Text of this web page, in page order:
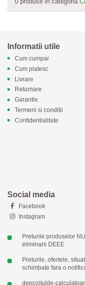
Informatii utile
Cum cumpar
Cum platesc
Livrare
Returnare
Garantie
Termeni si conditii
Confidentialitate
Social media
Facebook
Instagram
Preturile produselor
eliminarii DEEE
Preturile, ofertele,
schimbate fara o
depozitulde-